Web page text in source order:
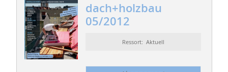
dach+holzbau
05/2012
Ressort: Aktuell